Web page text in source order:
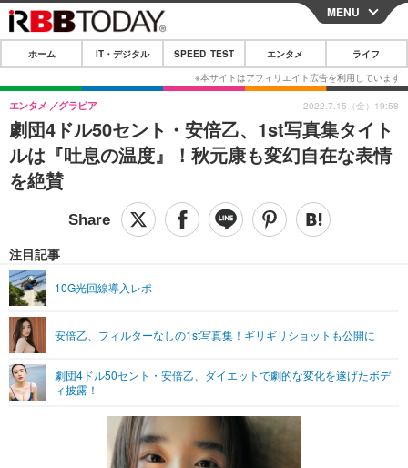
CLOSE
ホーム
IT・デジタル
IT・デジタルTOP スマートフォン
ガジェット・ツール
ショッピング その他
SPEED TEST
エンタメ
エンタメTOP 映画・ドラマ
音楽
ペット
リリース一覧
プッシュ通知の停止方法
MENU
ホーム IT・デジタル SPEED TEST エンタメ ライフ
劇団4ドル50セント・安倍乙、1st写真集タイト
ルは『吐息の温度』！秋元康も変幻自在な表情
を絶賛
エンタメ グラビア
注目記事
10G光回線導入レポ
安倍乙、フィルターなしの1st写真集！ギリギリショットも公開に
劇団4ドル50セント・安倍乙、ダイエットで劇的な変化を遂げたボデ
ィ披露！
2022.7.15（金）19:58